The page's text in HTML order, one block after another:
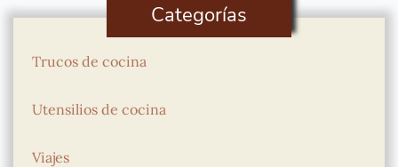
Categorías
Trucos de cocina
Utensilios de cocina
Viajes